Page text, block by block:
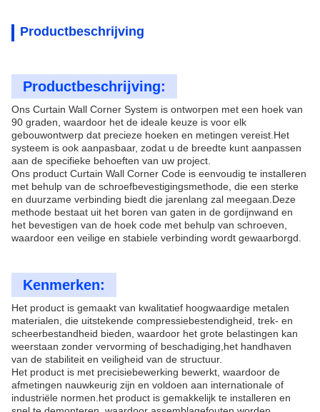
Productbeschrijving
Productbeschrijving:
Ons Curtain Wall Corner System is ontworpen met een hoek van
90 graden, waardoor het de ideale keuze is voor elk
gebouwontwerp dat precieze hoeken en metingen vereist.Het
systeem is ook aanpasbaar, zodat u de breedte kunt aanpassen
aan de specifieke behoeften van uw project.
Ons product Curtain Wall Corner Code is eenvoudig te installeren
met behulp van de schroefbevestigingsmethode, die een sterke
en duurzame verbinding biedt die jarenlang zal meegaan.Deze
methode bestaat uit het boren van gaten in de gordijnwand en
het bevestigen van de hoek code met behulp van schroeven,
waardoor een veilige en stabiele verbinding wordt gewaarborgd.
Kenmerken:
Het product is gemaakt van kwalitatief hoogwaardige metalen
materialen, die uitstekende compressiebestendigheid, trek- en
scheerbestandheid bieden, waardoor het grote belastingen kan
weerstaan zonder vervorming of beschadiging,het handhaven
van de stabiliteit en veiligheid van de structuur.
Het product is met precisiebewerking bewerkt, waardoor de
afmetingen nauwkeurig zijn en voldoen aan internationale of
industriële normen.het product is gemakkelijk te installeren en